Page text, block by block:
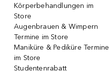
Körperbehandlungen im
Store
Augenbrauen & Wimpern
Termine im Store
Maniküre & Pediküre Termine
im Store
Studentenrabatt